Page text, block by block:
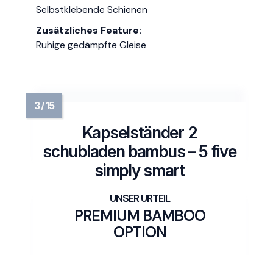
Selbstklebende Schienen
Zusätzliches Feature:
Ruhige gedämpfte Gleise
Kapselständer 2
schubladen bambus – 5 five
simply smart
PREMIUM BAMBOO
OPTION